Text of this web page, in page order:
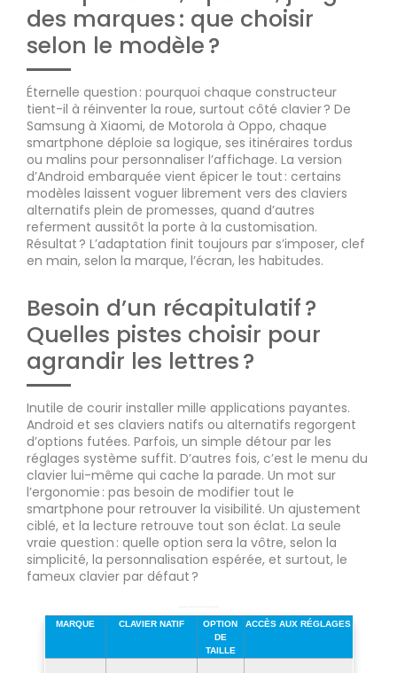
des marques : que choisir
selon le modèle ?
Éternelle question : pourquoi chaque constructeur
tient-il à réinventer la roue, surtout côté clavier ? De
Samsung à Xiaomi, de Motorola à Oppo, chaque
smartphone déploie sa logique, ses itinéraires tordus
ou malins pour personnaliser l’affichage. La version
d’Android embarquée vient épicer le tout : certains
modèles laissent voguer librement vers des claviers
alternatifs plein de promesses, quand d’autres
referment aussitôt la porte à la customisation.
Résultat ? L’adaptation finit toujours par s’imposer, clef
en main, selon la marque, l’écran, les habitudes.
Besoin d’un récapitulatif ?
Quelles pistes choisir pour
agrandir les lettres ?
Inutile de courir installer mille applications payantes.
Android et ses claviers natifs ou alternatifs regorgent
d’options futées. Parfois, un simple détour par les
réglages système suffit. D’autres fois, c’est le menu du
clavier lui-même qui cache la parade. Un mot sur
l’ergonomie : pas besoin de modifier tout le
smartphone pour retrouver la visibilité. Un ajustement
ciblé, et la lecture retrouve tout son éclat. La seule
vraie question : quelle option sera la vôtre, selon la
simplicité, la personnalisation espérée, et surtout, le
fameux clavier par défaut ?
MARQUE CLAVIER NATIF
OPTION
DE
TAILLE
ACCÈS AUX RÉGLAGES